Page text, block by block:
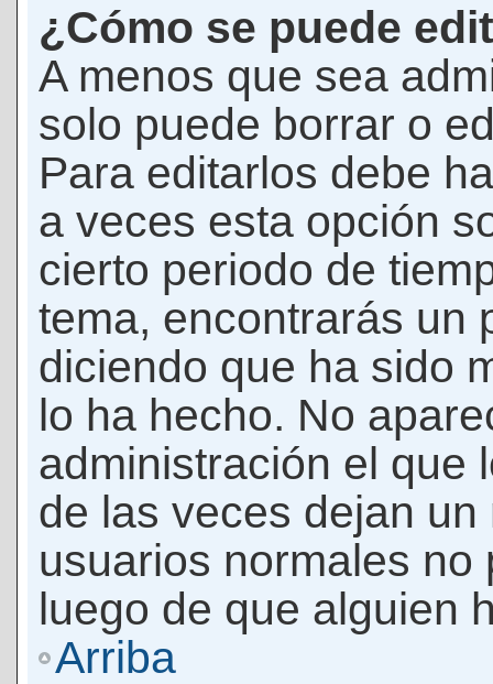
¿Cómo se puede
A menos que sea
solo puede borrar o
Para editarlos debe
a veces esta opción
cierto periodo de
tema, encontrarás un
diciendo que ha sido
lo ha hecho. No
administración el que
de las veces dejan
usuarios normales
luego de que alguien
Arriba